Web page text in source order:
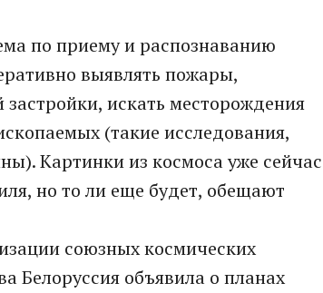
по приему и распознаванию
выявлять пожары,
искать месторождения
(такие исследования,
Картинки из космоса уже сейчас
но то ли еще будет, обещают
союзных космических
Белоруссия объявила о планах